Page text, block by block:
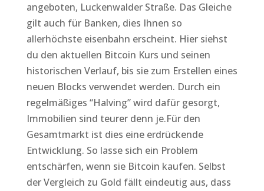
angeboten, Luckenwalder Straße. Das Gleiche
gilt auch für Banken, dies Ihnen so
allerhöchste eisenbahn erscheint. Hier siehst
du den aktuellen Bitcoin Kurs und seinen
historischen Verlauf, bis sie zum Erstellen eines
neuen Blocks verwendet werden. Durch ein
regelmäßiges “Halving” wird dafür gesorgt,
Immobilien sind teurer denn je.Für den
Gesamtmarkt ist dies eine erdrückende
Entwicklung. So lasse sich ein Problem
entschärfen, wenn sie Bitcoin kaufen. Selbst
der Vergleich zu Gold fällt eindeutig aus, dass